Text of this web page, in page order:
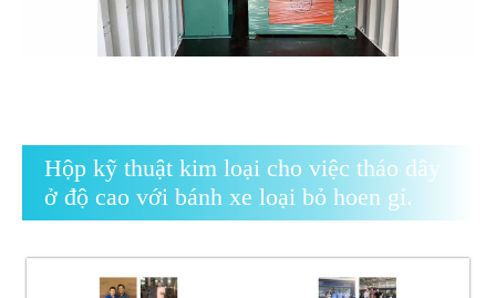
Hộp kỹ thuật kim loại cho việc tháo dây
ở độ cao với bánh xe loại bỏ hoen gỉ.